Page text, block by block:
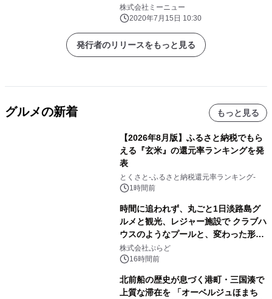
立」を開発
株式会社ミーニュー
2020年7月15日 10:30
発行者のリリースをもっと見る
グルメの新着 もっと見る
【2026年8月版】ふるさと納税でもら
える『玄米』の還元率ランキングを発
表
とくさと-ふるさと納税還元率ランキング-
1時間前
時間に追われず、丸ごと1日淡路島グ
ルメと観光、レジャー施設で クラブハ
ウスのようなプールと、変わった形の
サウナも 「THE BOXY AWAJI」のお
得な素泊まり連泊プランで
株式会社ぷらど
16時間前
北前船の歴史が息づく港町・三国湊で
上質な滞在を 「オーベルジュほまち